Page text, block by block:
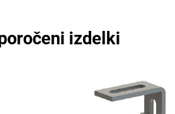
izdelki